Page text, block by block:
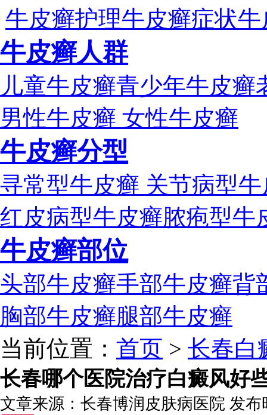
牛皮癣护理牛皮癣症状牛
牛皮癣人群
儿童牛皮癣青少年牛皮癣
男性牛皮癣 女性牛皮癣
牛皮癣分型
寻常型牛皮癣 关节病型
红皮病型牛皮癣脓疱型牛
牛皮癣部位
头部牛皮癣手部牛皮癣背
胸部牛皮癣腿部牛皮癣
当前位置： 首页 > 长春白
长春哪个医院治疗白癜风好
文章来源： 长春博润皮肤病医院 发布